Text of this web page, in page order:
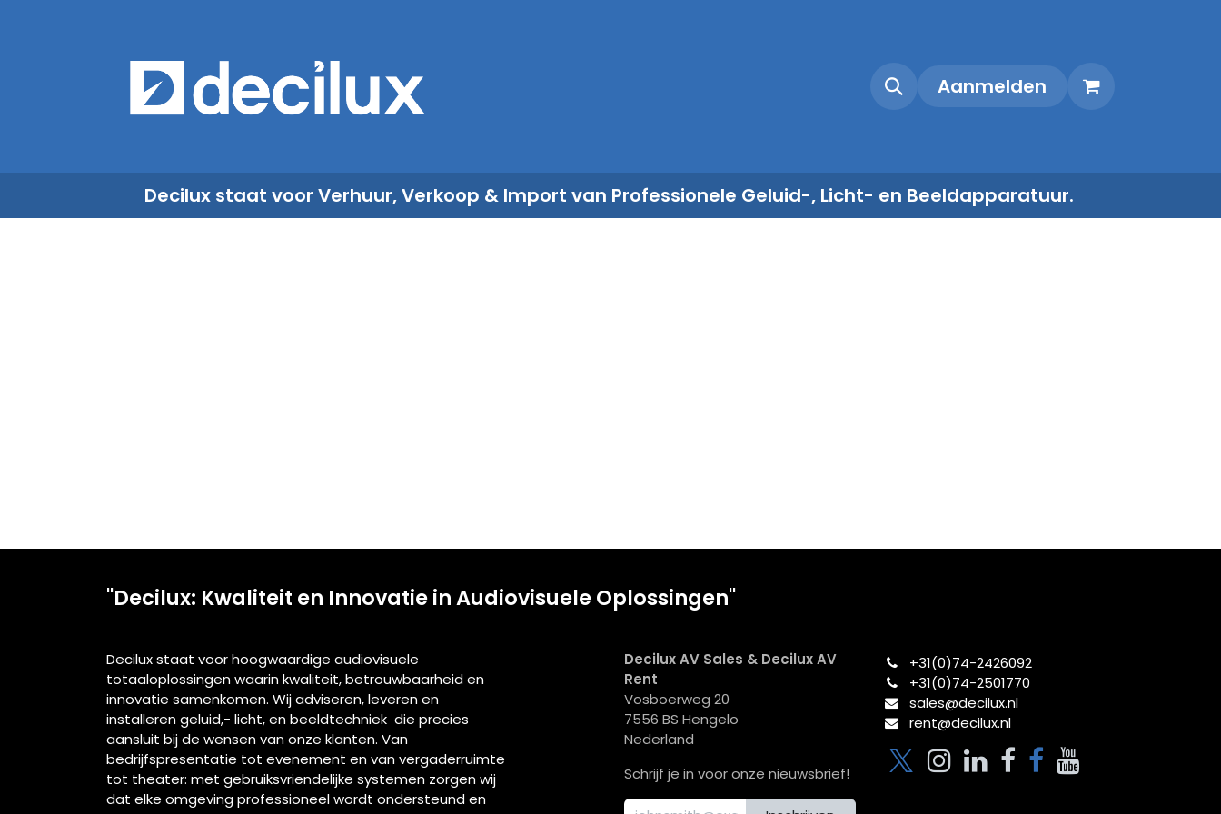
ContactAanmelden
Decilux staat voor Verhuur, Verkoop & Import van Professionele Geluid-, Licht- en Beeldapparatuur.
"Decilux: Kwaliteit en Innovatie in Audiovisuele Oplossingen"
Decilux staat voor hoogwaardige audiovisuele
totaaloplossingen waarin kwaliteit, betrouwbaarheid en
innovatie samenkomen. Wij adviseren, leveren en
installeren geluid,- licht, en beeldtechniek die precies
aansluit bij de wensen van onze klanten. Van
bedrijfspresentatie tot evenement en van vergaderruimte
tot theater: met gebruiksvriendelijke systemen zorgen wij
dat elke omgeving professioneel wordt ondersteund en
Decilux AV Sales & Decilux AV
Rent
Vosboerweg 20
7556 BS Hengelo
Nederland
Schrijf je in voor onze nieuwsbrief!
+31(0)74-2426092​
+31(0)74-2501770
sales@decilux.nl
rent@decilux.nl